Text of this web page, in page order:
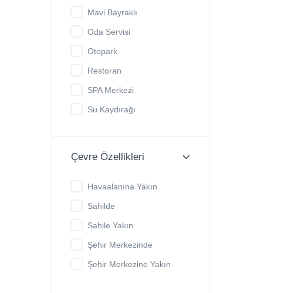
Mavi Bayraklı
Oda Servisi
Otopark
Restoran
SPA Merkezi
Su Kaydırağı
Çevre Özellikleri
Havaalanına Yakın
Sahilde
Sahile Yakın
Şehir Merkezinde
Şehir Merkezine Yakın